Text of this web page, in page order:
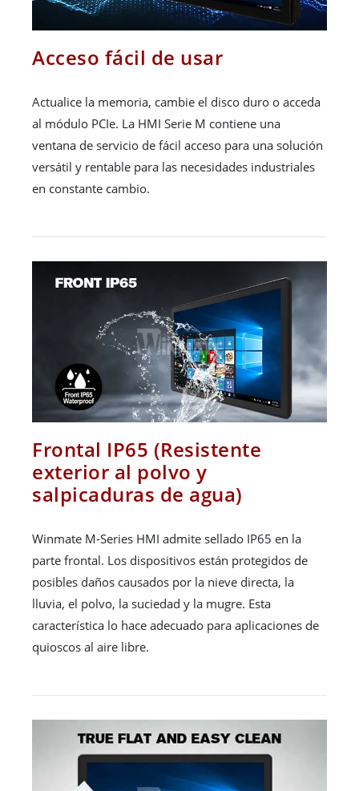
Acceso fácil de usar
Actualice la memoria, cambie el disco duro o acceda
al módulo PCIe. La HMI Serie M contiene una
ventana de servicio de fácil acceso para una solución
versátil y rentable para las necesidades industriales
en constante cambio.
Frontal IP65 (Resistente
exterior al polvo y
salpicaduras de agua)
Winmate M-Series HMI admite sellado IP65 en la
parte frontal. Los dispositivos están protegidos de
posibles daños causados ​​por la nieve directa, la
lluvia, el polvo, la suciedad y la mugre. Esta
característica lo hace adecuado para aplicaciones de
quioscos al aire libre.